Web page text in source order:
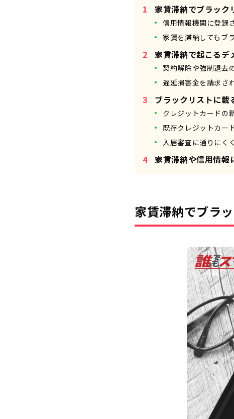
家賃滞納でブラック
信用情報機関に登録
家賃を滞納してもブ
家賃滞納で起こるデ
契約解除や強制退去
遅延損害金を請求さ
ブラックリストに載
クレジットカードの
既存クレジットカー
入居審査に通りにく
家賃滞納や信用情報
家賃滞納でブラ